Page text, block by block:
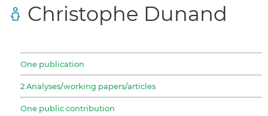
Christophe Dunand
One publication
2 Analyses/working papers/articles
One public contribution